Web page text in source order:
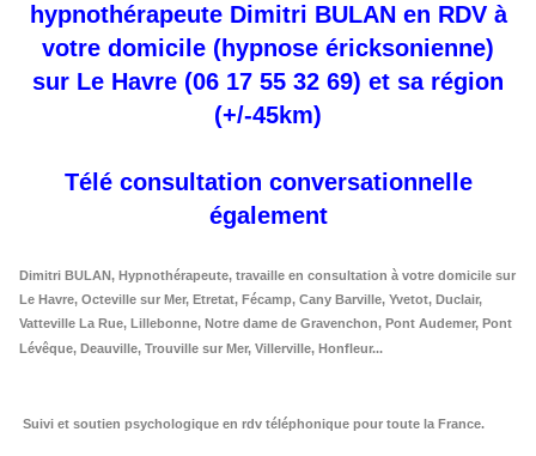
hypnothérapeute Dimitri BULAN en RDV à
votre domicile (hypnose éricksonienne)
sur Le Havre (06 17 55 32 69) et sa région
(+/-45km)
Télé consultation conversationnelle
également
Dimitri BULAN, Hypnothérapeute, travaille en consultation à votre domicile sur
Le Havre, Octeville sur Mer, Etretat, Fécamp, Cany Barville, Yvetot, Duclair,
Vatteville La Rue, Lillebonne, Notre dame de Gravenchon, Pont Audemer, Pont
Lévêque, Deauville, Trouville sur Mer, Villerville, Honfleur...
Suivi et soutien psychologique en rdv téléphonique pour toute la France.